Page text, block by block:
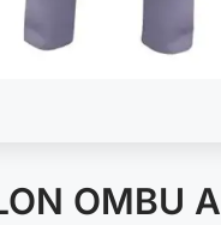
OMBU